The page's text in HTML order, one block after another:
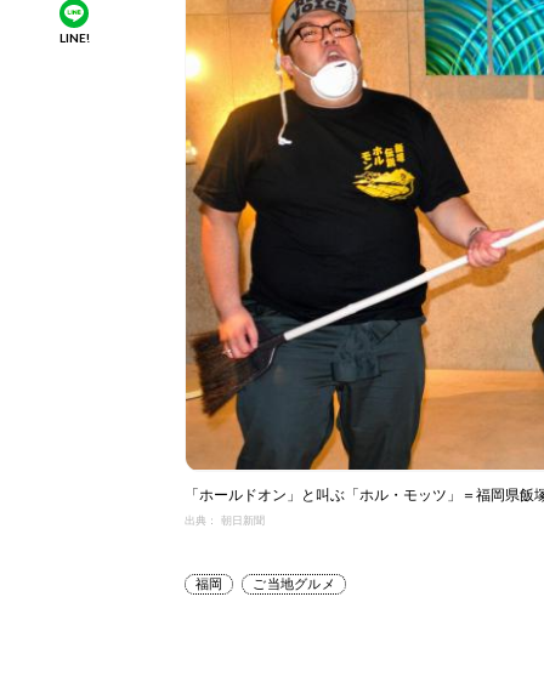
LINE!
「ホールドオン」と叫ぶ「ホル・モッツ」＝福岡県飯
出典： 朝日新聞
福岡 ご当地グルメ